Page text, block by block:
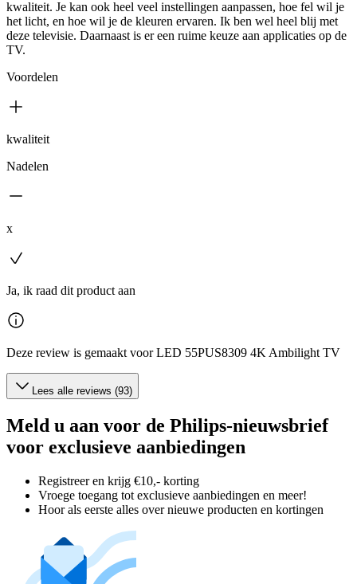
kwaliteit. Je kan ook heel veel instellingen aanpassen, hoe fel wil je
het licht, en hoe wil je de kleuren ervaren. Ik ben wel heel blij met
deze televisie. Daarnaast is er een ruime keuze aan applicaties op de
TV.
Voordelen
kwaliteit
Nadelen
x
Ja, ik raad dit product aan
Deze review is gemaakt voor LED 55PUS8309 4K Ambilight TV
Lees alle reviews (93)
Meld u aan voor de Philips-nieuwsbrief
voor exclusieve aanbiedingen
Registreer en krijg €10,- korting
Vroege toegang tot exclusieve aanbiedingen en meer!
Hoor als eerste alles over nieuwe producten en kortingen